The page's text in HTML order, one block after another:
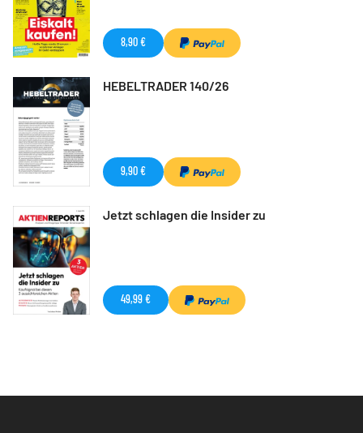
8,90 €
HEBELTRADER 140/26
9,90 €
Jetzt schlagen die Insider zu
49,99 €